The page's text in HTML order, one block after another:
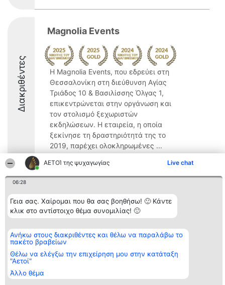
ΑΕΤΟΊ της ψυχαγωγίας Live chat
06:28
Γεια σας. Χαίρομαι που θα σας βοηθήσω! 🙂 Κάντε
κλικ στο αντίστοιχο θέμα συνομιλίας! 🙂
Ανήκω στους διακριθέντες και θέλω να παραλάβω το
πακέτο βραβείων
Θέλω να ελέγξω την επιχείρηση μου στην κατάταξη
"Αετοί"
Άλλο θέμα
Διακριθέντες
Magnolia Events
Η Magnolia Events, που εδρεύει στη
Θεσσαλονίκη στη διεύθυνση Αγίας
Τριάδος 10 & Βασιλίσσης Όλγας 1,
επικεντρώνεται στην οργάνωση και
τον στολισμό ξεχωριστών
εκδηλώσεων. Η εταιρεία, η οποία
ξεκίνησε τη δραστηριότητά της το
2019, παρέχει ολοκληρωμένες ...
9.6
Διοργανωτής της
κατάταξης
BEAUTIFUL COMPANY
ΤΗΛ. ΕΠΙΚΟΙΝΩΝΙΑΣ:
2104128019
email:
aetoi@beautifulcompany.co
Κατάταξη
Διακριθέντες
Λίστα όλων
διακριθέντων
Μεθοδολογία
προϋποθέσεις
ΠΟΛΙΤΙΚΗ
Επικοινωνία